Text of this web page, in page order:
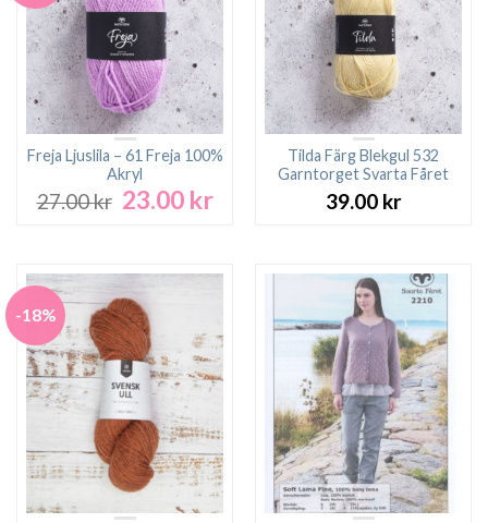
Freja Ljuslila – 61 Freja 100%
Akryl
27.00kr Det
27.00 kr.
23.00 krDet
23.00 kr.
Tilda Färg Blekgul 532
Garntorget Svarta Fåret
39.00 kr
-18%